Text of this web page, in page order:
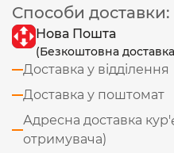
Способи доставки:
Нова Пошта
(Безкоштовна
Доставка у відділення
Доставка у поштомат
Адресна доставка
отримувача)